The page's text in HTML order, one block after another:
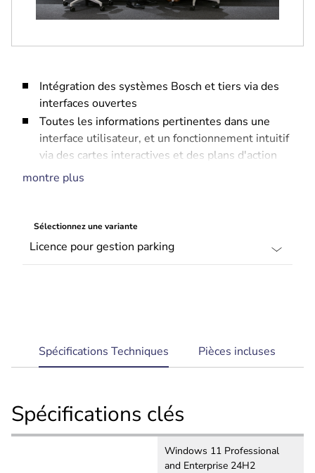
Intégration des systèmes Bosch et tiers via des
interfaces ouvertes
Toutes les informations pertinentes dans une
interface utilisateur, et un fonctionnement intuitif
via des cartes interactives et des plans d'action
dynamiques
Journal des événements complet et trace d'audit
pour des investigations détaillées
Système évolutif qui s'adapte à vos besoins
montre plus
Sélectionnez une variante
current
tab:
Spécifications Techniques Pièces incluses
Spécifications clés
Windows 11 Professional
and Enterprise 24H2